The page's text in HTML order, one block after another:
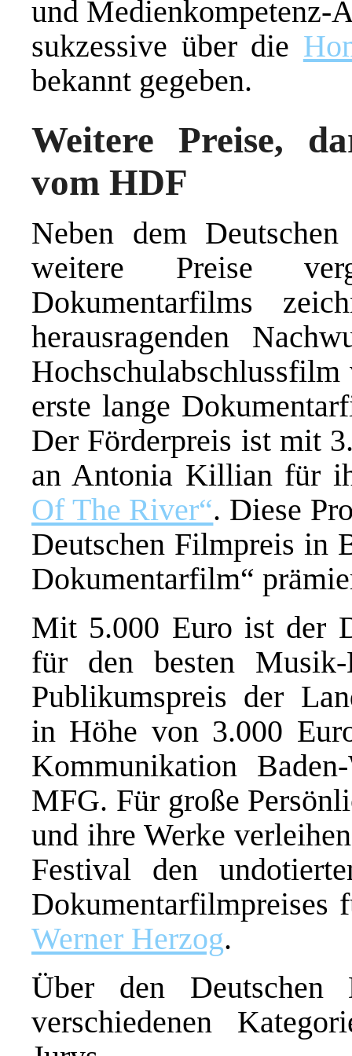
und Medienkompetenz-
sukzessive über die
bekannt gegeben.
Weitere Preise,
vom HDF
Neben dem
weitere Preise
Dokumentarfilms
herausragenden
erste lange
Der Förderpreis ist mit
an Antonia Killian für
Of The River“. Diese
Deutschen Filmpreis in
Dokumentarfilm“
Mit 5.000 Euro ist der
für den besten
Publikumspreis der
in Höhe von 3.000
Kommunikation
MFG. Für große
und ihre Werke
Festival den
Dokumentarfilmpreises
Werner Herzog.
Über den Deutschen
verschiedenen